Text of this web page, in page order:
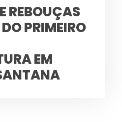
REBOUÇAS
PRIMEIRO
EM